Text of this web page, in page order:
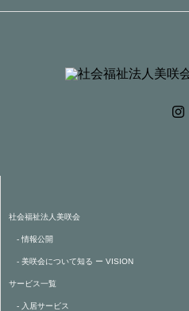
社会福祉法人美咲会
- 情報公開
- 美咲会について知る ー VISION
サービス一覧
- 入居サービス